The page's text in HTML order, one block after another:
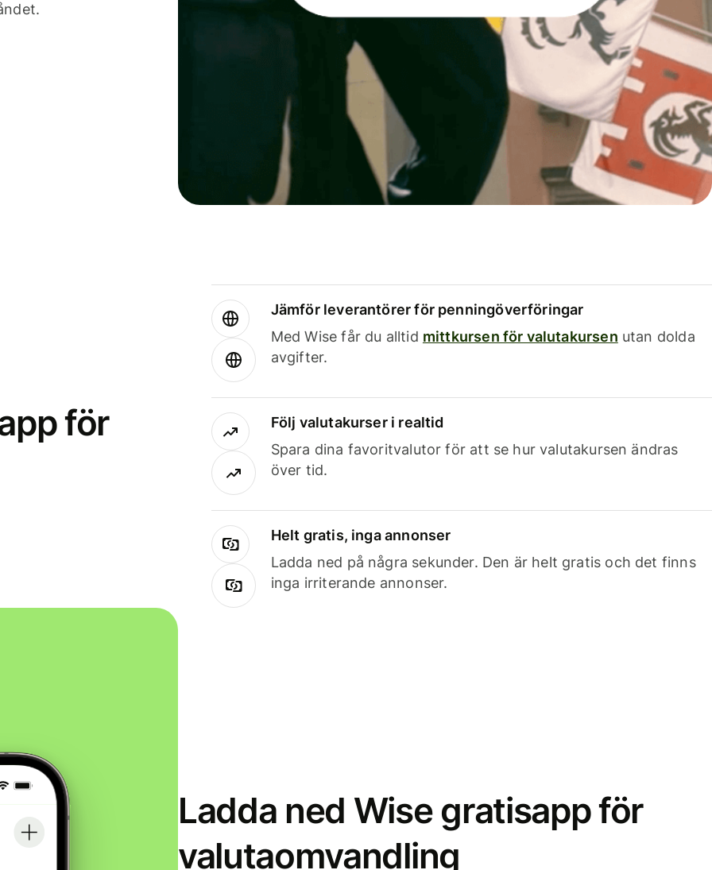
för
Jämför leverantörer för penningöverföringar
Med Wise får du alltid mittkursen för valutakursen utan dolda
avgifter.
Följ valutakurser i realtid
Spara dina favoritvalutor för att se hur valutakursen ändras
över tid.
Helt gratis, inga annonser
Ladda ned på några sekunder. Den är helt gratis och det finns
inga irriterande annonser.
Ladda ned Wise gratisapp för
valutaomvandling